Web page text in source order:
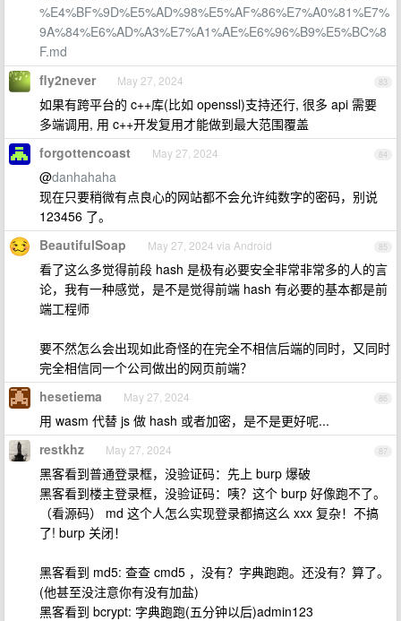
%E4%BF%9D%E5%AD%98%E5%AF%86%E7%A0%81%E7%
9A%84%E6%AD%A3%E7%A1%AE%E6%96%B9%E5%BC%8
F.md
83
fly2never May 27, 2024
如果有跨平台的 c++库(比如 openssl)支持还行, 很多 api 需要
多端调用, 用 c++开发复用才能做到最大范围覆盖
84
forgottencoast May 27, 2024
@danhahaha
现在只要稍微有点良心的网站都不会允许纯数字的密码，别说
123456 了。
85
BeautifulSoap May 27, 2024 via Android
看了这么多觉得前段 hash 是极有必要安全非常非常多的人的言
论，我有一种感觉，是不是觉得前端 hash 有必要的基本都是前
端工程师
要不然怎么会出现如此奇怪的在完全不相信后端的同时，又同时
完全相信同一个公司做出的网页前端？
86
hesetiema May 27, 2024
用 wasm 代替 js 做 hash 或者加密，是不是更好呢...
87
restkhz May 27, 2024
黑客看到普通登录框，没验证码：先上 burp 爆破
黑客看到楼主登录框，没验证码：咦？这个 burp 好像跑不了。
（看源码） md 这个人怎么实现登录都搞这么 xxx 复杂！不搞
了! burp 关闭！
黑客看到 md5: 查查 cmd5 ，没有？字典跑跑。还没有？算了。
(他甚至没注意你有没有加盐)
黑客看到 bcrypt: 字典跑跑(五分钟以后)admin123